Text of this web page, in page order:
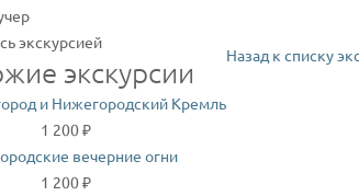
экскурсией
экскурсии
и Нижегородский Кремль
1 200 ₽
вечерние огни
1 200 ₽
Назад к списку